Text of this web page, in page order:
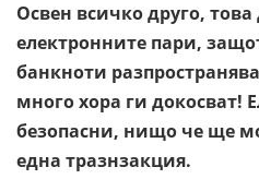
Освен всичко друго,
електронните пари,
банкноти
много хора ги докосват!
безопасни, нищо че ще
една тразнзакция.